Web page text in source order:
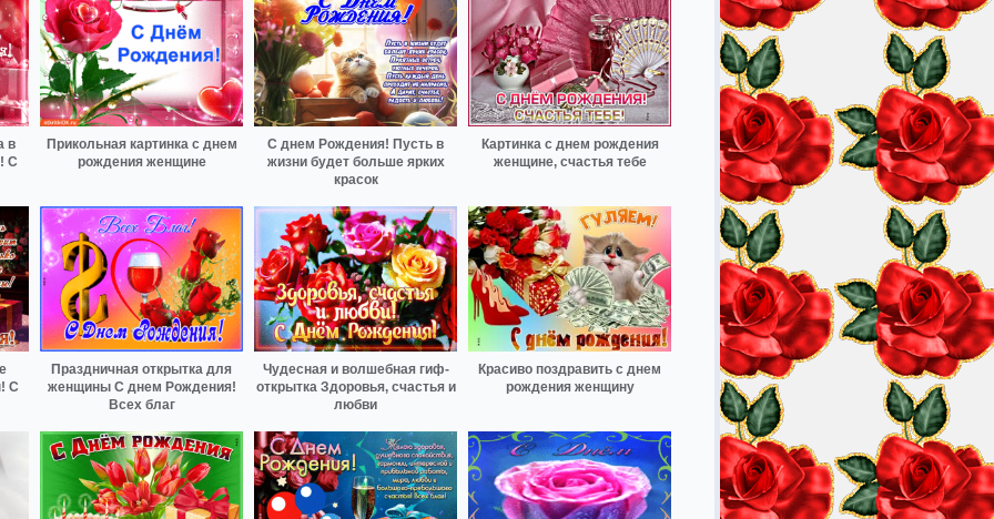
в
С
Прикольная картинка с днем
рождения женщине
С днем Рождения! Пусть в
жизни будет больше ярких
красок
Картинка с днем рождения
женщине, счастья тебе
С
Праздничная открытка для
женщины С днем Рождения!
Всех благ
Чудесная и волшебная гиф-
открытка Здоровья, счастья и
любви
Красиво поздравить с днем
рождения женщину